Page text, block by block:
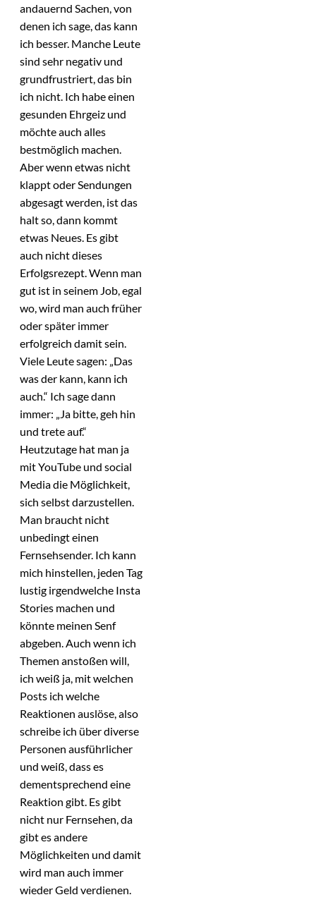
andauernd Sachen, von
denen ich sage, das kann
ich besser. Manche Leute
sind sehr negativ und
grundfrustriert, das bin
ich nicht. Ich habe einen
gesunden Ehrgeiz und
möchte auch alles
bestmöglich machen.
Aber wenn etwas nicht
klappt oder Sendungen
abgesagt werden, ist das
halt so, dann kommt
etwas Neues. Es gibt
auch nicht dieses
Erfolgsrezept. Wenn man
gut ist in seinem Job, egal
wo, wird man auch früher
oder später immer
erfolgreich damit sein.
Viele Leute sagen: „Das
was der kann, kann ich
auch.“ Ich sage dann
immer: „Ja bitte, geh hin
und trete auf.“
Heutzutage hat man ja
mit YouTube und social
Media die Möglichkeit,
sich selbst darzustellen.
Man braucht nicht
unbedingt einen
Fernsehsender. Ich kann
mich hinstellen, jeden Tag
lustig irgendwelche Insta
Stories machen und
könnte meinen Senf
abgeben. Auch wenn ich
Themen anstoßen will,
ich weiß ja, mit welchen
Posts ich welche
Reaktionen auslöse, also
schreibe ich über diverse
Personen ausführlicher
und weiß, dass es
dementsprechend eine
Reaktion gibt. Es gibt
nicht nur Fernsehen, da
gibt es andere
Möglichkeiten und damit
wird man auch immer
wieder Geld verdienen.